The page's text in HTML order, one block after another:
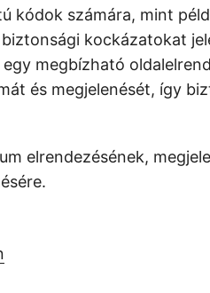
kódok számára, mint
kockázatokat
megbízható
és megjelenését, így
elrendezésének,